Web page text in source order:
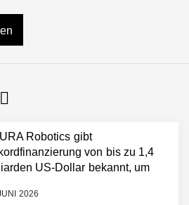
Robotics gibt
von bis zu 1,4
US-Dollar bekannt, um
AI-Plattform zu
2026